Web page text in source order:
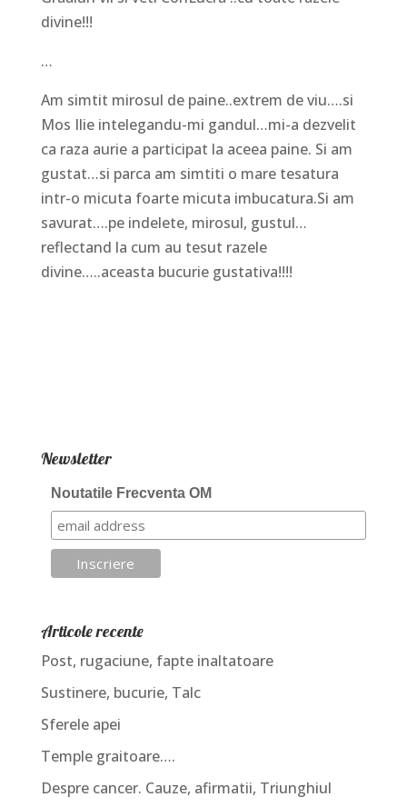
divine!!!
…
Am simtit mirosul de paine..extrem de viu….si
Mos Ilie intelegandu-mi gandul…mi-a dezvelit
ca raza aurie a participat la aceea paine. Si am
gustat…si parca am simtiti o mare tesatura
intr-o micuta foarte micuta imbucatura.Si am
savurat….pe indelete, mirosul, gustul…
reflectand la cum au tesut razele
divine…..aceasta bucurie gustativa!!!!
Newsletter
Noutatile Frecventa OM
Articole recente
Post, rugaciune, fapte inaltatoare
Sustinere, bucurie, Talc
Sferele apei
Temple graitoare….
Despre cancer. Cauze, afirmatii, Triunghiul